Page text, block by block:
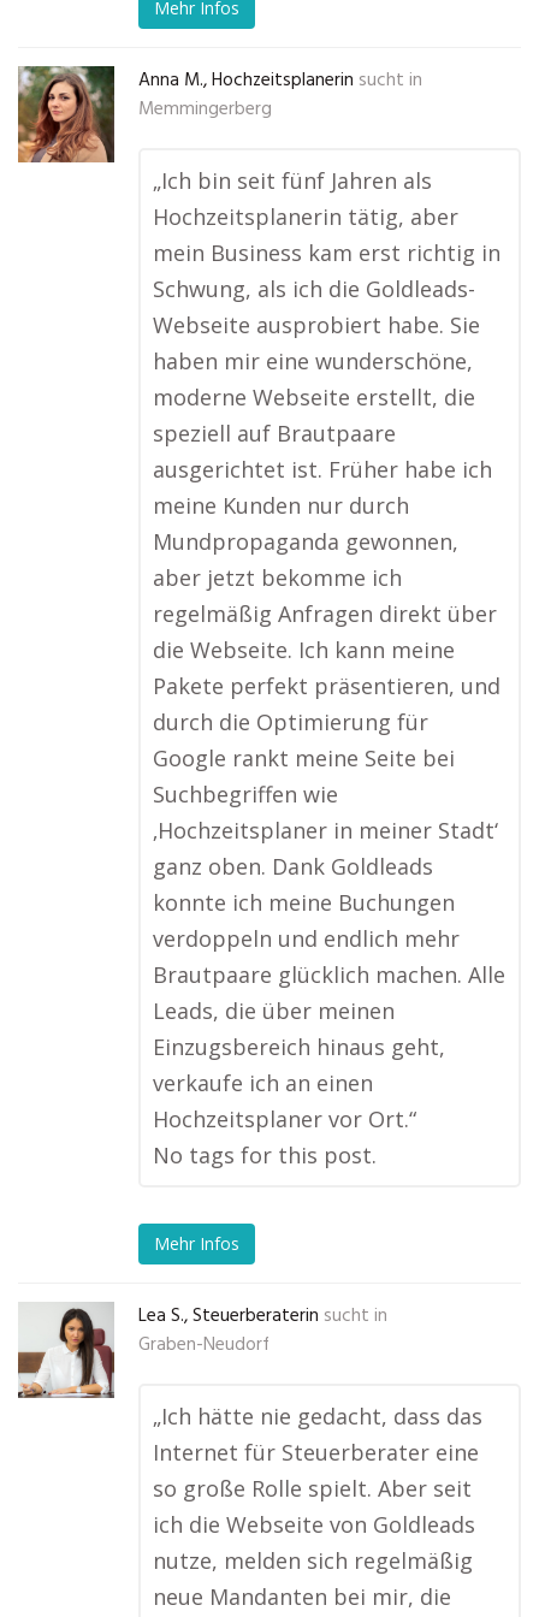
Mehr Infos
Anna M., Hochzeitsplanerin sucht in
Memmingerberg
„Ich bin seit fünf Jahren als
Hochzeitsplanerin tätig, aber
mein Business kam erst richtig in
Schwung, als ich die Goldleads-
Webseite ausprobiert habe. Sie
haben mir eine wunderschöne,
moderne Webseite erstellt, die
speziell auf Brautpaare
ausgerichtet ist. Früher habe ich
meine Kunden nur durch
Mundpropaganda gewonnen,
aber jetzt bekomme ich
regelmäßig Anfragen direkt über
die Webseite. Ich kann meine
Pakete perfekt präsentieren, und
durch die Optimierung für
Google rankt meine Seite bei
Suchbegriffen wie
‚Hochzeitsplaner in meiner Stadt‘
ganz oben. Dank Goldleads
konnte ich meine Buchungen
verdoppeln und endlich mehr
Brautpaare glücklich machen. Alle
Leads, die über meinen
Einzugsbereich hinaus geht,
verkaufe ich an einen
Hochzeitsplaner vor Ort.“
No tags for this post.
Mehr Infos
Lea S., Steuerberaterin sucht in
Graben-Neudorf
„Ich hätte nie gedacht, dass das
Internet für Steuerberater eine
so große Rolle spielt. Aber seit
ich die Webseite von Goldleads
nutze, melden sich regelmäßig
neue Mandanten bei mir, die